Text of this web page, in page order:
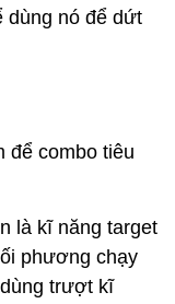
dùng nó để dứt
để combo tiêu
là kĩ năng target
phương chạy
trượt kĩ